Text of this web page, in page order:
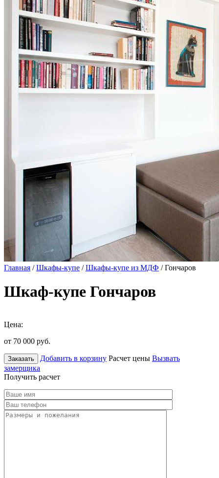
Главная /Шкафы-купе /Шкафы-купе из МДФ / Гончаров
Шкаф-купе Гончаров
Цена:
от 70 000 руб.
Заказать Добавить в корзину Расчет цены Вызвать
замерщика
Получить расчет